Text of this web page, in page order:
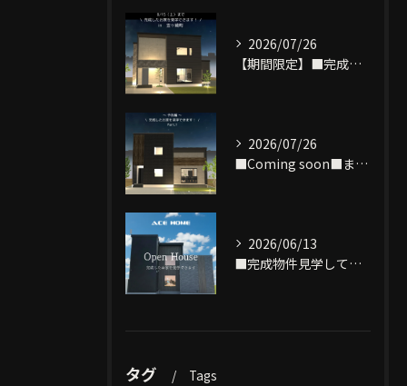
2026/07/26
【期間限定】■完成物件見学できます■
2026/07/26
■Coming soon■まもなく完成致します‼
2026/06/13
■完成物件見学してみませんか？■
タグ Tags